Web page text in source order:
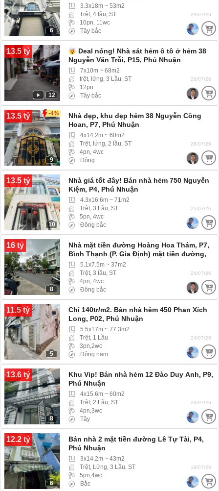
6
3.3x18m ~ 53m2
Trệt, 4 lầu, ST
10pn, 11wc
Tây bắc
29/07/26
13.5 tỷ
12
Deal nóng! Nhà sát hẻm ô tô ở hẻm 38
Nguyễn Văn Trỗi, P15, Phú Nhuận
7x10m ~ 68m2
trệt, lửng, 3 Lầu, ST
12pn
Tây bắc
26/07/26
13.5 tỷ -4%
9
Nhà đẹp, khu đẹp hẻm 38 Nguyễn Công
Hoan, P7, Phú Nhuận
4x14.2m ~ 60m2
Trệt, lửng, 2 lầu, ST
4pn, 4wc
Đông
26/07/26
13.5 tỷ
10
Nhà giá tốt đây! Bán nhà hẻm 750 Nguyễn
Kiệm, P4, Phú Nhuận
4.3x16.6m ~ 71m2
Trệt, 3 Lầu, ST
5pn, 4wc
Đông bắc
25/07/26
16 tỷ
8
Nhà mặt tiền đường Hoàng Hoa Thám, P7,
Bình Thạnh (P. Gia Định) mặt tiền đường,
nhanh mua còn kịp
5.1x7.5m ~ 37m2
Trệt, 3 lầu, ST
4pn, 4wc
Đông bắc
24/07/26
11.5 tỷ
5
Chỉ 140tr/m2. Bán nhà hẻm 450 Phan Xích
Long, P02, Phú Nhuận
5.5x17m ~ 77.3m2
Trệt, 1 Lầu
3pn,2wc
Đông nam
24/07/26
13.6 tỷ
8
Khu Vip! Bán nhà hẻm 12 Đào Duy Anh, P9,
Phú Nhuận
4x15.6m ~ 60m2
Trệt, 2 Lầu, ST
4pn,3wc
Tây
23/07/26
12.2 tỷ
6
Bán nhà 2 mặt tiền đường Lê Tự Tài, P4,
Phú Nhuận
3x14.2m ~ 43m2
Trệt, Lửng, 3 Lầu, ST
5pn,4wc
Bắc
19/07/26